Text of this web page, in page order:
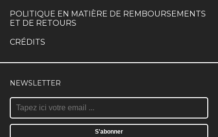
POLITIQUE EN MATIÈRE DE REMBOURSEMENTS
ET DE RETOURS
CRÉDITS
NEWSLETTER